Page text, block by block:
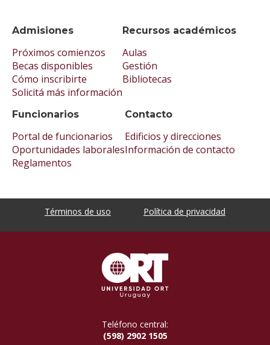
Admisiones
Próximos comienzos
Becas disponibles
Cómo inscribirte
Solicitá más información
Recursos académicos
Aulas
Gestión
Bibliotecas
Funcionarios
Portal de funcionarios
Oportunidades laborales
Reglamentos
Contacto
Edificios y direcciones
Información de contacto
Términos de uso Política de privacidad
Teléfono central:
(598) 2902 1505